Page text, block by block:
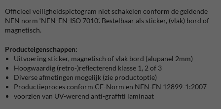
Officieel veiligheidspictogram niet schakelen conform de geldende
NEN norm ‘NEN-EN-ISO 7010’. Bestelbaar als sticker, (vlak) bord of
magnetisch.
Producteigenschappen:
Uitvoering sticker, magnetisch of vlak bord (alupanel 2mm)
Hoogwaardig (retro-)reflecterend klasse 1, 2 of 3
Diverse afmetingen mogelijk (zie productoptie)
Productieproces conform CE-Norm en NEN-EN 12899-1:2007
voorzien van UV-werend anti-graffiti laminaat